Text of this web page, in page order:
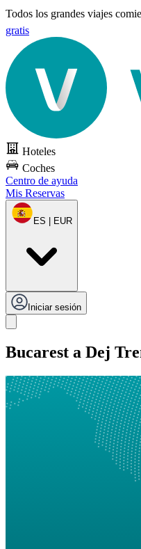
Todos los grandes viajes
gratis
Hoteles
Coches
Centro de ayuda
Mis Reservas
ES | EUR
Iniciar sesión
Bucarest a Dej